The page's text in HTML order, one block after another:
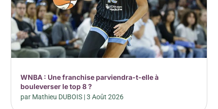
WNBA : Une franchise parviendra-t-elle à
bouleverser le top 8 ?
par Mathieu DUBOIS |3 Août 2026